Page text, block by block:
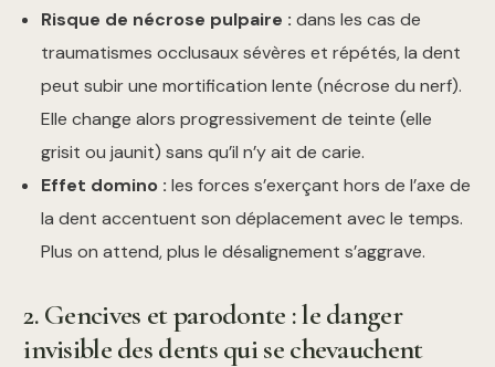
Risque de nécrose pulpaire : dans les cas de
traumatismes occlusaux sévères et répétés, la dent
peut subir une mortification lente (nécrose du nerf).
Elle change alors progressivement de teinte (elle
grisit ou jaunit) sans qu’il n’y ait de carie.
Effet domino : les forces s’exerçant hors de l’axe de
la dent accentuent son déplacement avec le temps.
Plus on attend, plus le désalignement s’aggrave.
2. Gencives et parodonte : le danger
invisible des dents qui se chevauchent